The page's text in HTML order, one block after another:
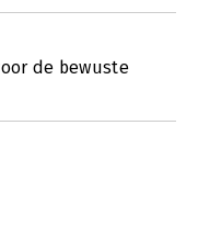
de bewuste